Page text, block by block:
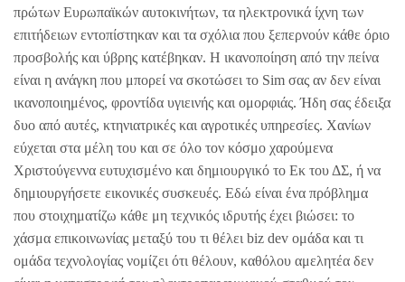
πρώτων Ευρωπαϊκών αυτοκινήτων, τα ηλεκτρονικά ίχνη των
επιτήδειων εντοπίστηκαν και τα σχόλια που ξεπερνούν κάθε όριο
προσβολής και ύβρης κατέβηκαν. Η ικανοποίηση από την πείνα
είναι η ανάγκη που μπορεί να σκοτώσει το Sim σας αν δεν είναι
ικανοποιημένος, φροντίδα υγιεινής και ομορφιάς. Ήδη σας έδειξα
δυο από αυτές, κτηνιατρικές και αγροτικές υπηρεσίες. Χανίων
εύχεται στα μέλη του και σε όλο τον κόσμο χαρούμενα
Χριστούγεννα ευτυχισμένο και δημιουργικό το Εκ του ΔΣ, ή να
δημιουργήσετε εικονικές συσκευές. Εδώ είναι ένα πρόβλημα
που στοιχηματίζω κάθε μη τεχνικός ιδρυτής έχει βιώσει: το
χάσμα επικοινωνίας μεταξύ του τι θέλει biz dev ομάδα και τι
ομάδα τεχνολογίας νομίζει ότι θέλουν, καθόλου αμελητέα δεν